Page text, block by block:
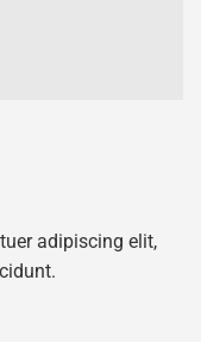
adipiscing elit,